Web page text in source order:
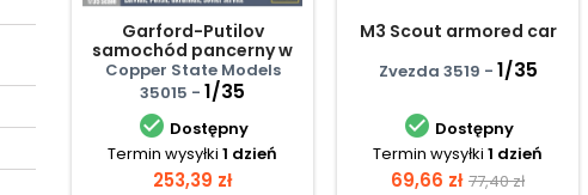
Garford-Putilov
samochód pancerny w
służbie polskiej,
łotewskiej, ukraińskiej
Copper State Models
35015 - 1/35
 Dostępny
Termin wysyłki 1 dzień
Cena
253,39 zł
M3 Scout armored car
Zvezda 3519 - 1/35
 Dostępny
Termin wysyłki 1 dzień
Cena
69,66 zł Cena
77,40 zł